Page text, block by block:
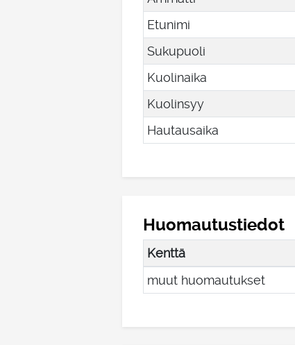
Etunimi
Sukupuoli
Kuolinaika
Kuolinsyy
Hautausaika
Huomautustiedot
Kenttä
muut huomautukset